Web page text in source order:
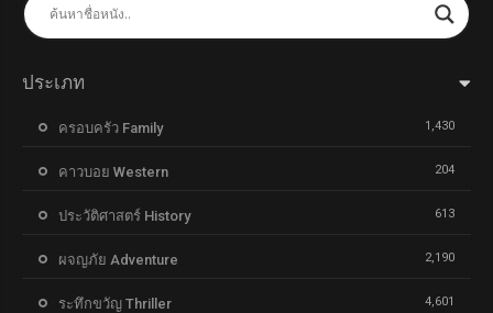
ประเภท
ครอบครัว Family 1,430
คาวบอย Western 204
ประวัติศาสตร์ History 613
ผจญภัย Adventure 2,190
ระทึกขวัญ Thriller 4,601